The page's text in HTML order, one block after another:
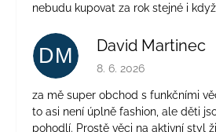
nebudu kupovat za rok stejné i
DM David Martinec
Hodnocení obchodu je
8. 6. 2026
za mě super obchod s funkčními
to asi není úplně fashion, ale děti
pohodlí. Prostě věci na aktivní styl